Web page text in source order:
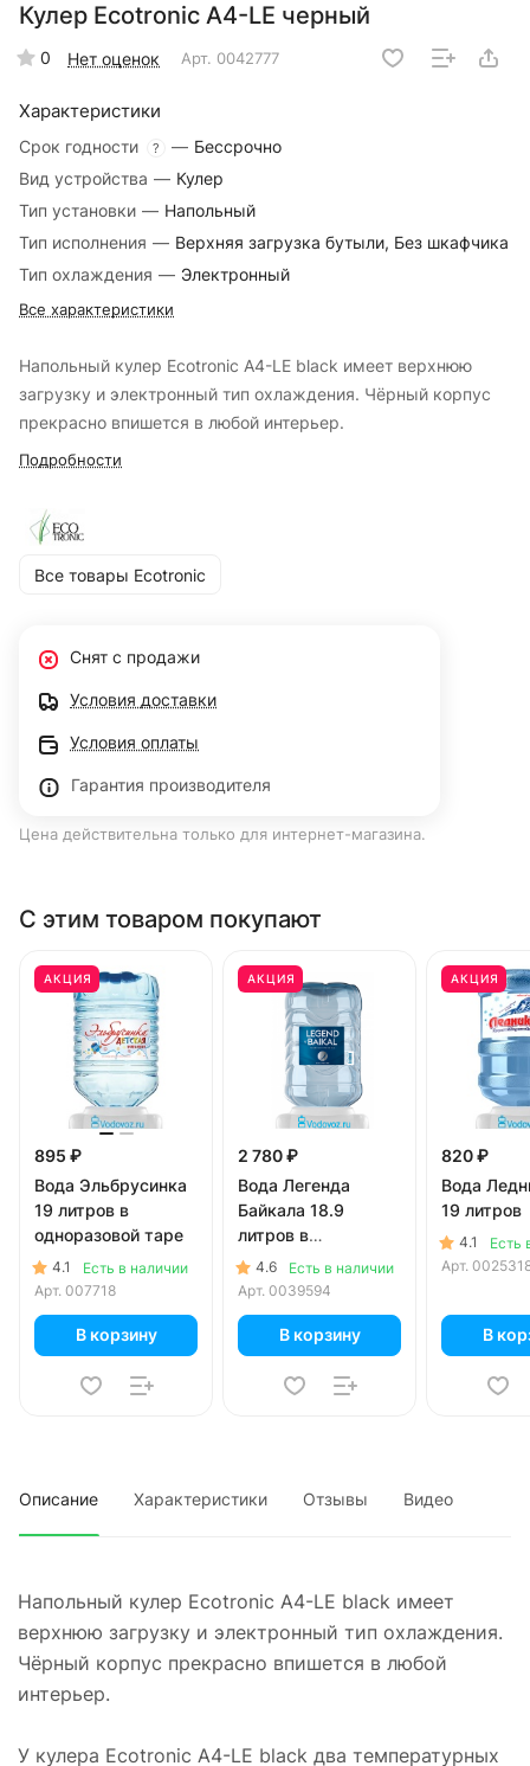
Кулер Ecotronic A4-LE черный
0 Нет оценок Арт. 0042777
Характеристики
Срок годности ? — Бессрочно
Вид устройства — Кулер
Тип установки — Напольный
Тип исполнения — Верхняя загрузка бутыли, Без шкафчика
Тип охлаждения — Электронный
Все характеристики
Напольный кулер Ecotronic A4-LE black имеет верхнюю
загрузку и электронный тип охлаждения. Чёрный корпус
прекрасно впишется в любой интерьер.
Подробности
Все товары Ecotronic
Снят с продажи
Условия доставки
Условия оплаты
Гарантия производителя
Цена действительна только для интернет-магазина.
С этим товаром покупают
АКЦИЯ
895 ₽
Вода Эльбрусинка
19 литров в
одноразовой таре
4.1
Есть в наличии
Арт. 007718
В корзину
АКЦИЯ
2 780 ₽
Вода Легенда
Байкала 18.9
литров в
одноразовой таре
4.6
Есть в наличии
Арт. 0039594
В корзину
АКЦИЯ
820 ₽
Вода
19 литров
4.1
Есть
Арт.
В
Описание Характеристики Отзывы Видео
Напольный кулер Ecotronic A4-LE black имеет
верхнюю загрузку и электронный тип охлаждения.
Чёрный корпус прекрасно впишется в любой
интерьер.
У кулера Ecotronic A4-LE black два температурных